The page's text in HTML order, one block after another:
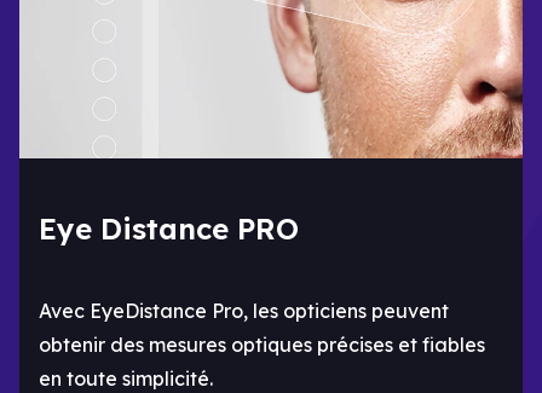
Eye Distance PRO
Avec EyeDistance Pro, les opticiens peuvent
obtenir des mesures optiques précises et fiables
en toute simplicité.